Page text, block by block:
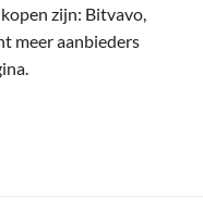
zijn: Bitvavo,
meer aanbieders